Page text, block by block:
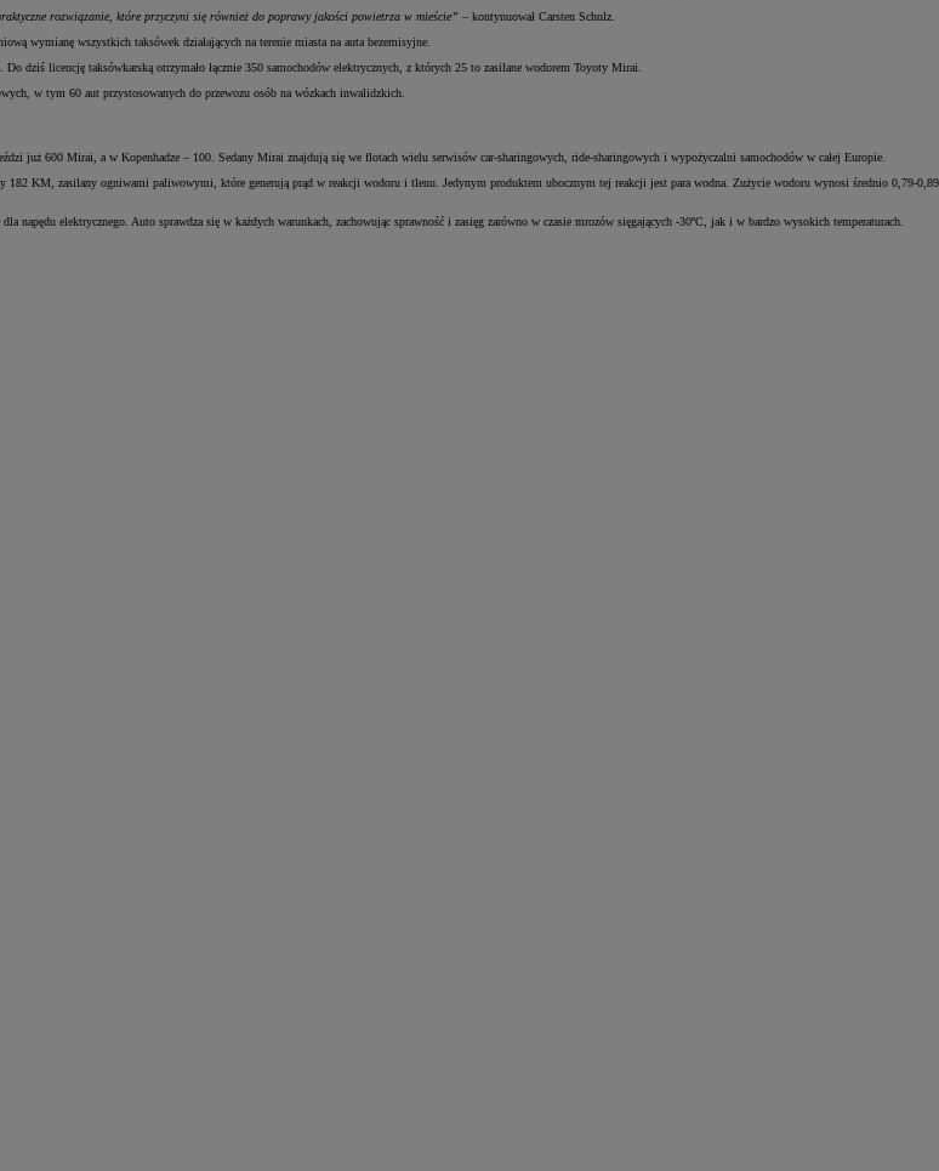
rozwiązanie, które przyczyni się również do poprawy jakości powietrza w mieście” – kontynuował Carsten Schulz.
wymianę wszystkich taksówek działających na terenie miasta na auta bezemisyjne.
dziś licencję taksówkarską otrzymało łącznie 350 samochodów elektrycznych, z których 25 to zasilane wodorem Toyoty Mirai.
w tym 60 aut przystosowanych do przewozu osób na wózkach inwalidzkich.
już 600 Mirai, a w Kopenhadze – 100. Sedany Mirai znajdują się we flotach wielu serwisów car-sharingowych, ride-sharingowych i wypożyczalni samochodów w całej Europie.
KM, zasilany ogniwami paliwowymi, które generują prąd w reakcji wodoru i tlenu. Jedynym produktem ubocznym tej reakcji jest para wodna. Zużycie wodoru wynosi średnio 0,79-0,89
elektrycznego. Auto sprawdza się w każdych warunkach, zachowując sprawność i zasięg zarówno w czasie mrozów sięgających -30ºC, jak i w bardzo wysokich temperaturach.